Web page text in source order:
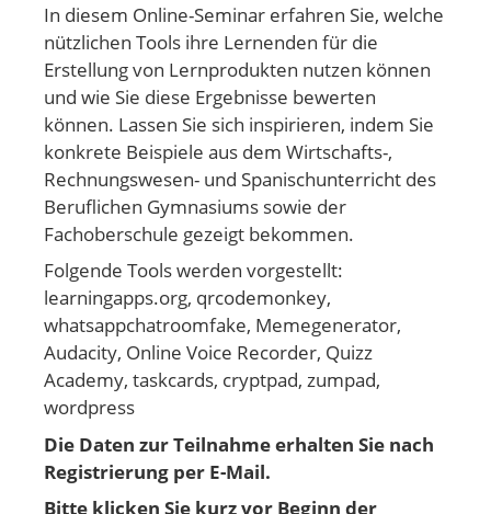
In diesem Online-Seminar erfahren Sie, welche
nützlichen Tools ihre Lernenden für die
Erstellung von Lernprodukten nutzen können
und wie Sie diese Ergebnisse bewerten
können. Lassen Sie sich inspirieren, indem Sie
konkrete Beispiele aus dem Wirtschafts-,
Rechnungswesen- und Spanischunterricht des
Beruflichen Gymnasiums sowie der
Fachoberschule gezeigt bekommen.
Folgende Tools werden vorgestellt:
learningapps.org, qrcodemonkey,
whatsappchatroomfake, Memegenerator,
Audacity, Online Voice Recorder, Quizz
Academy, taskcards, cryptpad, zumpad,
wordpress
Die Daten zur Teilnahme erhalten Sie nach
Registrierung per E-Mail.
Bitte klicken Sie kurz vor Beginn der